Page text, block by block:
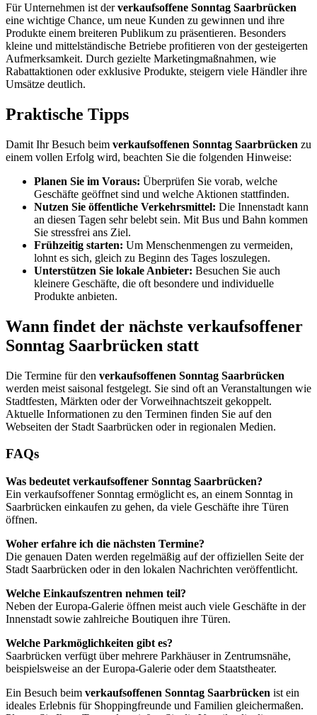
Für Unternehmen ist derverkaufsoffene Sonntag Saarbrücken
eine wichtige Chance, um neue Kunden zu gewinnen und ihre
Produkte einem breiteren Publikum zu präsentieren. Besonders
kleine und mittelständische Betriebe profitieren von der gesteigerten
Aufmerksamkeit. Durch gezielte Marketingmaßnahmen, wie
Rabattaktionen oder exklusive Produkte, steigern viele Händler ihre
Umsätze deutlich.
Praktische Tipps
Damit Ihr Besuch beim verkaufsoffenen Sonntag Saarbrücken zu
einem vollen Erfolg wird, beachten Sie die folgenden Hinweise:
Planen Sie im Voraus: Überprüfen Sie vorab, welche
Geschäfte geöffnet sind und welche Aktionen stattfinden.
Nutzen Sie öffentliche Verkehrsmittel: Die Innenstadt kann
an diesen Tagen sehr belebt sein. Mit Bus und Bahn kommen
Sie stressfrei ans Ziel.
Frühzeitig starten: Um Menschenmengen zu vermeiden,
lohnt es sich, gleich zu Beginn des Tages loszulegen.
Unterstützen Sie lokale Anbieter: Besuchen Sie auch
kleinere Geschäfte, die oft besondere und individuelle
Produkte anbieten.
Wann findet der nächste verkaufsoffener
Sonntag Saarbrücken statt
Die Termine für den verkaufsoffenen Sonntag Saarbrücken
werden meist saisonal festgelegt. Sie sind oft an Veranstaltungen wie
Stadtfesten, Märkten oder der Vorweihnachtszeit gekoppelt.
Aktuelle Informationen zu den Terminen finden Sie auf den
Webseiten der Stadt Saarbrücken oder in regionalen Medien.
FAQs
Was bedeutet verkaufsoffener Sonntag Saarbrücken?
Ein verkaufsoffener Sonntag ermöglicht es, an einem Sonntag in
Saarbrücken einkaufen zu gehen, da viele Geschäfte ihre Türen
öffnen.
Woher erfahre ich die nächsten Termine?
Die genauen Daten werden regelmäßig auf der offiziellen Seite der
Stadt Saarbrücken oder in den lokalen Nachrichten veröffentlicht.
Welche Einkaufszentren nehmen teil?
Neben der Europa-Galerie öffnen meist auch viele Geschäfte in der
Innenstadt sowie zahlreiche Boutiquen ihre Türen.
Welche Parkmöglichkeiten gibt es?
Saarbrücken verfügt über mehrere Parkhäuser in Zentrumsnähe,
beispielsweise an der Europa-Galerie oder dem Staatstheater.
Ein Besuch beim verkaufsoffenen Sonntag Saarbrücken ist ein
ideales Erlebnis für Shoppingfreunde und Familien gleichermaßen.